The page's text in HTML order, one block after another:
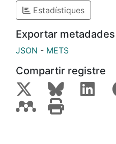
Estadístiques
Exportar metadades
JSON - METS
Compartir registre